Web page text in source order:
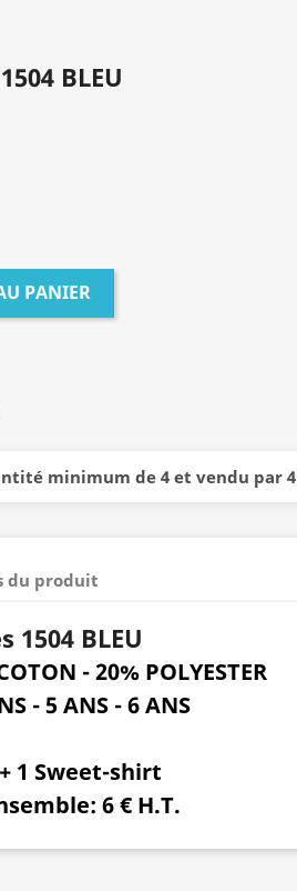
BLEU
PANIER
minimum de 4 et vendu par 4
du produit
1504 BLEU
- 20% POLYESTER
- 5 ANS - 6 ANS
1 Sweet-shirt
6 € H.T.